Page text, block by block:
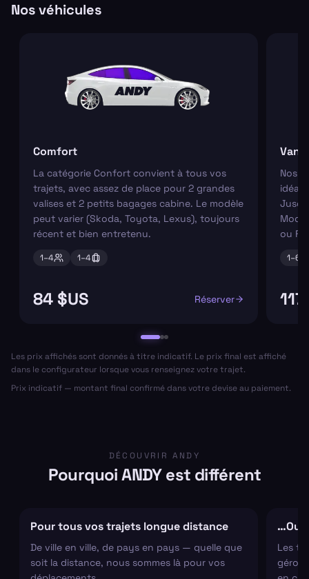
Nos véhicules
Comfort
La catégorie Confort convient à tous vos
trajets, avec assez de place pour 2 grandes
valises et 2 petits bagages cabine. Le modèle
peut varier (Skoda, Toyota, Lexus), toujours
récent et bien entretenu.
1–4 1–4
84 $US Réserver
Van
Nos
ou
1–6
Les prix affichés sont donnés à titre indicatif. Le prix final est affiché
dans le configurateur lorsque vous renseignez votre trajet.
Prix indicatif — montant final confirmé dans votre devise au paiement.
DÉCOUVRIR ANDY
Pourquoi ANDY est différent
Pour tous vos trajets longue distance
De ville en ville, de pays en pays — quelle que
soit la distance, nous sommes là pour vos
…Ou
Les